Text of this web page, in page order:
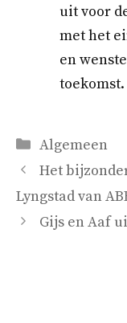
uit voor
met het
en
toekomst.
Categorieën
Algemeen
Het
Lyngstad van
Gijs en Aaf